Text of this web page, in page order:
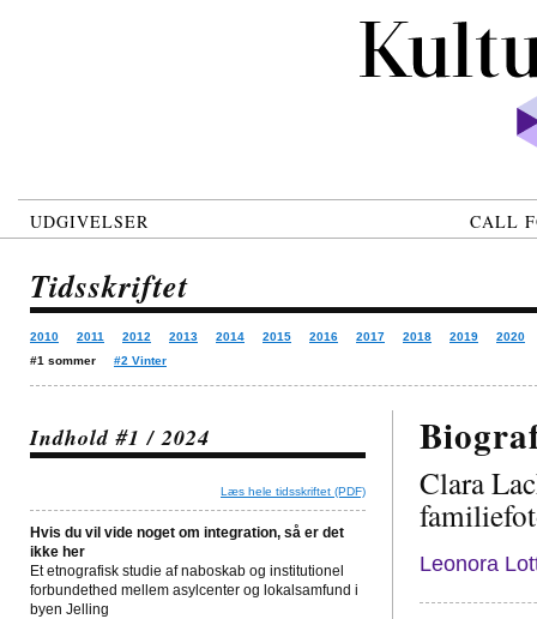
UDGIVELSER CALL
Tidsskriftet
2010 2011 2012 2013 2014 2015 2016 2017 2018 2019
2020
#1 sommer
#2 Vinter
Indhold #1 / 2024
Læs hele tidsskriftet (PDF)
Hvis du vil vide noget om integration, så er det
ikke her
Et etnografisk studie af naboskab og institutionel
forbundethed mellem asylcenter og lokalsamfund i
byen Jelling
Clara
Leonora